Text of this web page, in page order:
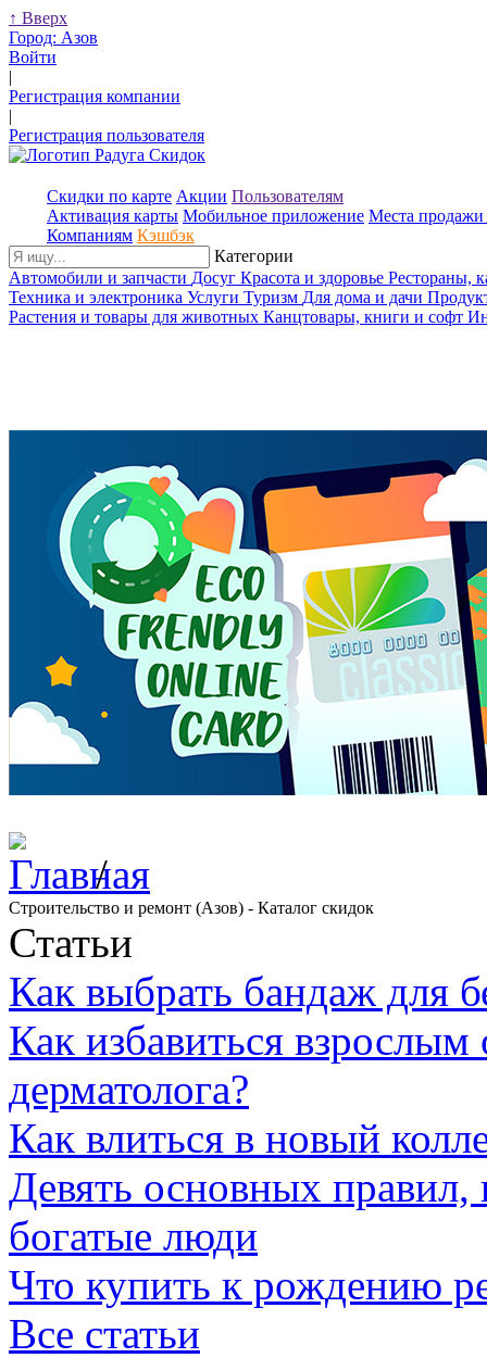
↑ Вверх
Город: Азов
Войти
|
Регистрация компании
|
Регистрация пользователя
Скидки по карте Акции Пользователям
Активация карты Мобильное приложение Места продажи
Компаниям Кэшбэк
Категории
Автомобили и запчасти Досуг Красота и здоровье Рестораны,
Техника и электроника Услуги Туризм Для дома и дачи
Растения и товары для животных Канцтовары, книги и софт
/
Строительство и ремонт (Азов) - Каталог скидок
Статьи
Как выбрать бандаж для
Как избавиться
дерматолога?
Как влиться в новый
Девять основных
богатые люди
Что купить к рождению
Все статьи